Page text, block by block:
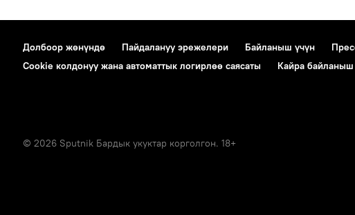
Долбоор жөнүндө Пайдалануу эрежелери Байланыш үчүн
Cookie колдонуу жана автоматтык логирлөө саясаты
Кайра байланыш
© 2026 Sputnik Бардык укуктар корголгон. 18+